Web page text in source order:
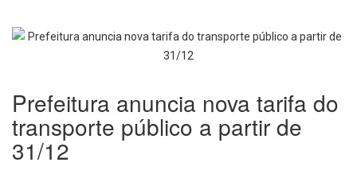
Prefeitura anuncia nova tarifa do
transporte público a partir de
31/12